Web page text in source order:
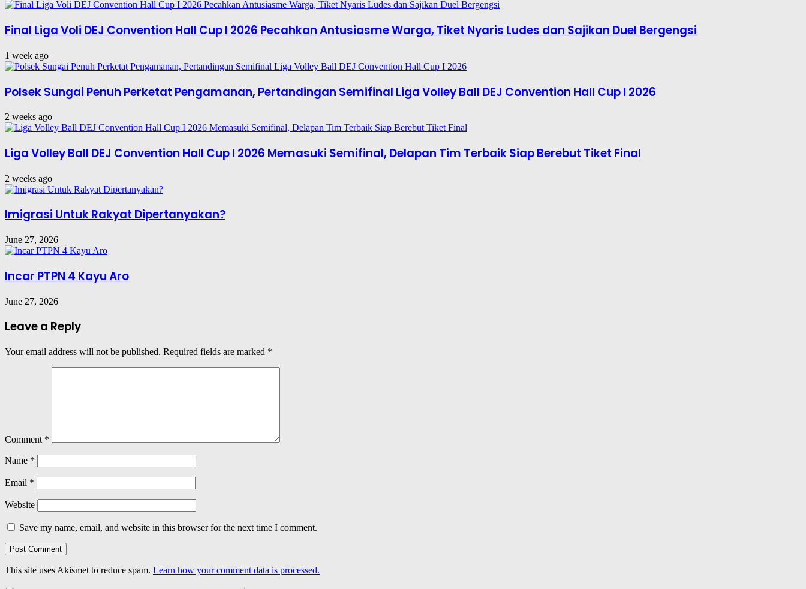
Final Liga Voli DEJ Convention Hall Cup I 2026 Pecahkan Antusiasme Warga, Tiket Nyaris Ludes dan Sajikan Duel Bergengsi
1 week ago
Polsek Sungai Penuh Perketat Pengamanan, Pertandingan Semifinal Liga Volley Ball DEJ Convention Hall Cup I 2026
2 weeks ago
Liga Volley Ball DEJ Convention Hall Cup I 2026 Memasuki Semifinal, Delapan Tim Terbaik Siap Berebut Tiket Final
2 weeks ago
Imigrasi Untuk Rakyat Dipertanyakan?
June 27, 2026
Incar PTPN 4 Kayu Aro
June 27, 2026
Leave a Reply
Your email address will not be published. Required fields are marked *
Comment *
Name *
Email *
Website
Save my name, email, and website in this browser for the next time I comment.
This site uses Akismet to reduce spam. Learn how your comment data is processed.